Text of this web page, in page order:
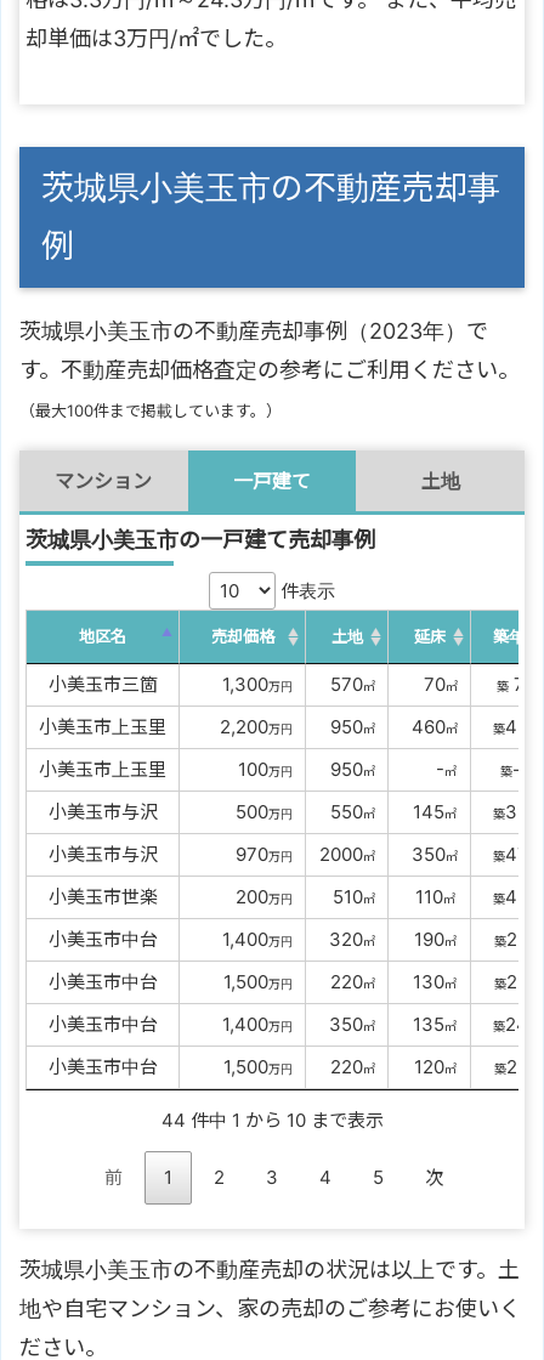
却単価は3万円/㎡でした。
茨城県小美玉市の不動産売却事
例
茨城県小美玉市の不動産売却事例（2023年）で
す。不動産売却価格査定の参考にご利用ください。
（最大100件まで掲載しています。）
マンション 一戸建て 土地
茨城県小美玉市の一戸建て売却事例
件表示
地区名 売却価格 土地 延床 築年数
小美玉市三箇 1,300万円 570㎡ 70㎡ 築 7
小美玉市上玉里 2,200万円 950㎡ 460㎡ 築45
小美玉市上玉里 100万円 950㎡ -㎡ 築-
小美玉市与沢 500万円 550㎡ 145㎡ 築39
小美玉市与沢 970万円 2000㎡ 350㎡ 築47
小美玉市世楽 200万円 510㎡ 110㎡ 築43
小美玉市中台 1,400万円 320㎡ 190㎡ 築22
小美玉市中台 1,500万円 220㎡ 130㎡ 築25
小美玉市中台 1,400万円 350㎡ 135㎡ 築24
小美玉市中台 1,500万円 220㎡ 120㎡ 築25
44 件中 1 から 10 まで表示
前 1 2 3 4 5 次
茨城県小美玉市の不動産売却の状況は以上です。土
地や自宅マンション、家の売却のご参考にお使いく
ださい。